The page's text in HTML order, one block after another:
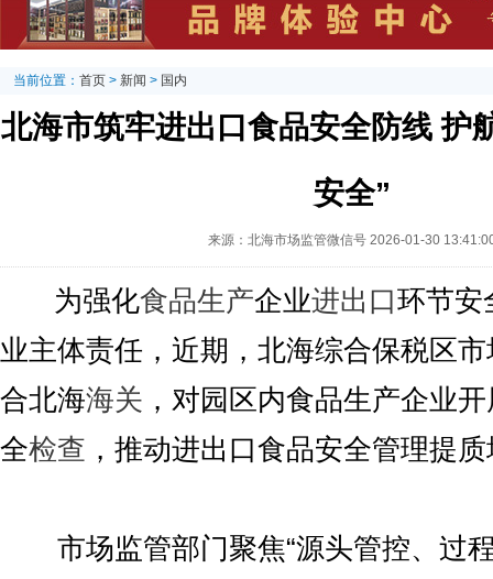
当前位置： 首页 > 新闻 > 国内
北海市筑牢进出口食品安全防线 护
安全”
来源：北海市场监管微信号 2026-01-30
为强化食品生产企业进出口环节安
业主体责任，近期，北海综合保税区市
合北海海关 ，对园区内食品生产企业
全检查 ，推动进出口食品安全管理提
市场监管部门聚焦“源头管控、过